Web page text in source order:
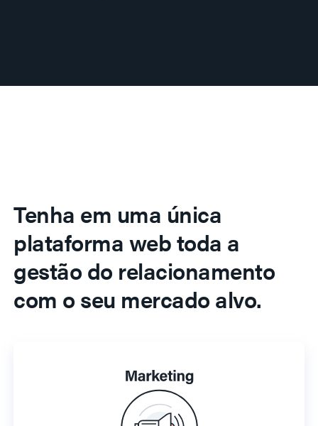
Tenha em uma única
plataforma web toda a
gestão do relacionamento
com o seu mercado alvo.